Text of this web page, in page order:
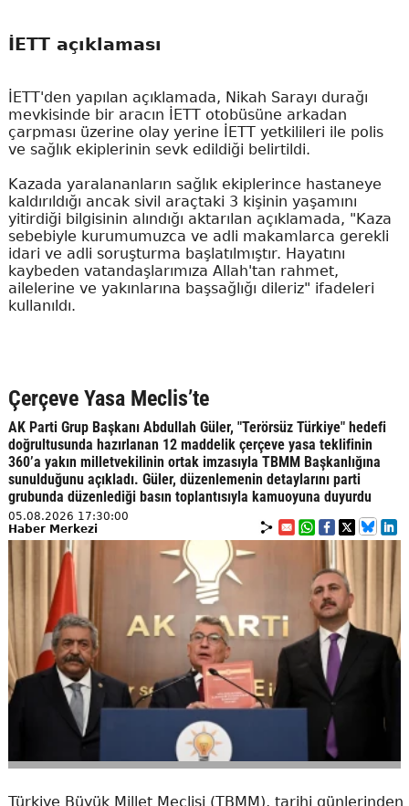
İETT açıklaması
İETT'den yapılan açıklamada, Nikah Sarayı durağı
mevkisinde bir aracın İETT otobüsüne arkadan
çarpması üzerine olay yerine İETT yetkilileri ile polis
ve sağlık ekiplerinin sevk edildiği belirtildi.
Kazada yaralananların sağlık ekiplerince hastaneye
kaldırıldığı ancak sivil araçtaki 3 kişinin yaşamını
yitirdiği bilgisinin alındığı aktarılan açıklamada, "Kaza
sebebiyle kurumumuzca ve adli makamlarca gerekli
idari ve adli soruşturma başlatılmıştır. Hayatını
kaybeden vatandaşlarımıza Allah'tan rahmet,
ailelerine ve yakınlarına başsağlığı dileriz" ifadeleri
kullanıldı.
Çerçeve Yasa Meclis’te
AK Parti Grup Başkanı Abdullah Güler, "Terörsüz Türkiye" hedefi
doğrultusunda hazırlanan 12 maddelik çerçeve yasa teklifinin
360’a yakın milletvekilinin ortak imzasıyla TBMM Başkanlığına
sunulduğunu açıkladı. Güler, düzenlemenin detaylarını parti
grubunda düzenlediği basın toplantısıyla kamuoyuna duyurdu
05.08.2026 17:30:00
Haber Merkezi
Türkiye Büyük Millet Meclisi (TBMM), tarihi günlerinden